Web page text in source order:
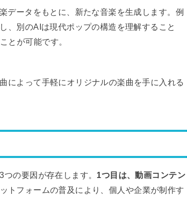
データをもとに、新たな音楽を生成します。例
、別のAIは現代ポップの構造を理解すること
とが可能です。
によって手軽にオリジナルの楽曲を手に入れる
の要因が存在します。 1つ目は、動画コンテン
トフォームの普及により、個人や企業が制作す